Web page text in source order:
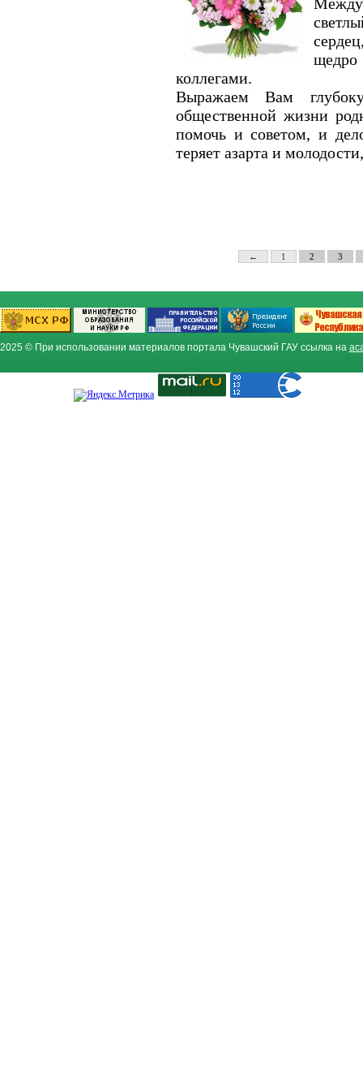
коллегами.
Выражаем Вам
общественной жизни
помочь и советом, и
теряет азарта и
← 1 2 3
2025 © При использовании материалов портала Чувашский ГАУ ссылка на